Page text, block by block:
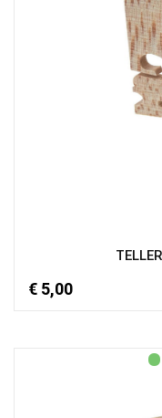
€ 5,00